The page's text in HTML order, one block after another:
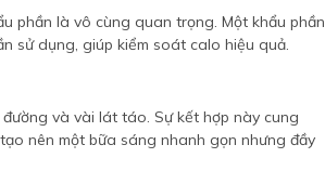
phần là vô cùng quan trọng. Một khẩu phần
sử dụng, giúp kiểm soát calo hiệu quả.
và vài lát táo. Sự kết hợp này cung
nên một bữa sáng nhanh gọn nhưng đầy